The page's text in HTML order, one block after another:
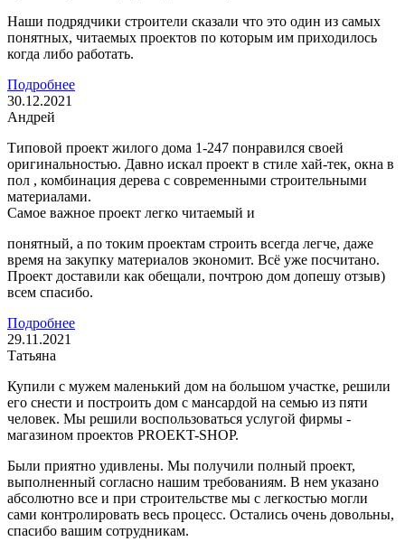
Наши подрядчики строители сказали что это один из самых
понятных, читаемых проектов по которым им приходилось
когда либо работать.
Подробнее
30.12.2021
Андрей
Типовой проект жилого дома 1-247 понравился своей
оригинальностью. Давно искал проект в стиле хай-тек, окна в
пол , комбинация дерева с современными строительными
материалами.
Самое важное проект легко читаемый и
понятный, а по токим проектам строить всегда легче, даже
время на закупку материалов экономит. Всё уже посчитано.
Проект доставили как обещали, почтрою дом допешу отзыв)
всем спасибо.
Подробнее
29.11.2021
Татьяна
Купили с мужем маленький дом на большом участке, решили
его снести и построить дом с мансардой на семью из пяти
человек. Мы решили воспользоваться услугой фирмы -
магазином проектов PROEKT-SHOP.
Были приятно удивлены. Мы получили полный проект,
выполненный согласно нашим требованиям. В нем указано
абсолютно все и при строительстве мы с легкостью могли
сами контролировать весь процесс. Остались очень довольны,
спасибо вашим сотрудникам.